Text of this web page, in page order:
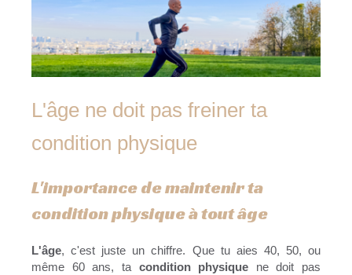
L'âge ne doit pas freiner ta
condition physique
L'importance de maintenir ta
condition physique à tout âge
L'âge, c'est juste un chiffre. Que tu aies 40, 50, ou
même 60 ans, ta condition physique ne doit pas